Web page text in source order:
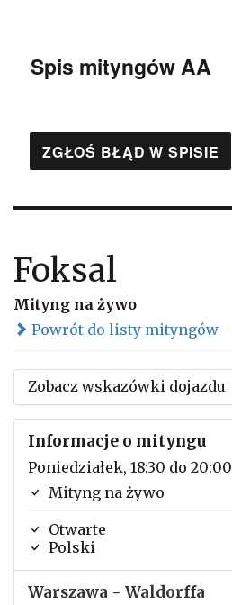
Spis mityngów AA
ZGŁOŚ BŁĄD W SPISIE
Foksal
Mityng na żywo
Powrót do listy mityngów
Zobacz wskazówki dojazdu
Informacje o mityngu
Poniedziałek, 18:30 do 20:00
Mityng na żywo
Otwarte
Polski
Warszawa - Waldorffa